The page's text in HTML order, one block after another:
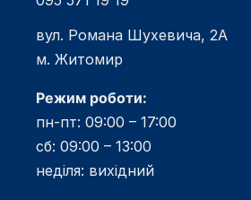
вул. Романа Шухевича, 2А
м. Житомир
Режим роботи:
пн-пт: 09:00 – 17:00
сб: 09:00 – 13:00
неділя: вихідний